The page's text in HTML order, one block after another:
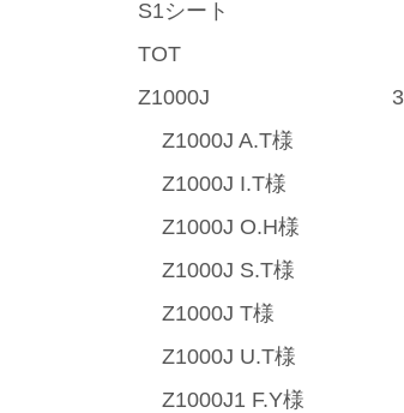
S1シート
TOT
Z1000J
Z1000J A.T様
Z1000J I.T様
Z1000J O.H様
Z1000J S.T様
Z1000J T様
Z1000J U.T様
Z1000J1 F.Y様